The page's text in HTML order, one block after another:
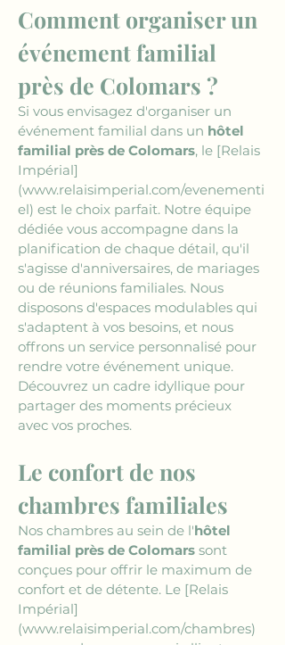
Comment organiser un
événement familial
près de Colomars ?
Si vous envisagez d'organiser un
événement familial dans un hôtel
familial près de Colomars, le [Relais
Impérial]
(www.relaisimperial.com/evenementi
el) est le choix parfait. Notre équipe
dédiée vous accompagne dans la
planification de chaque détail, qu'il
s'agisse d'anniversaires, de mariages
ou de réunions familiales. Nous
disposons d'espaces modulables qui
s'adaptent à vos besoins, et nous
offrons un service personnalisé pour
rendre votre événement unique.
Découvrez un cadre idyllique pour
partager des moments précieux
avec vos proches.
Le confort de nos
chambres familiales
Nos chambres au sein de l'hôtel
familial près de Colomars sont
conçues pour offrir le maximum de
confort et de détente. Le [Relais
Impérial]
(www.relaisimperial.com/chambres)